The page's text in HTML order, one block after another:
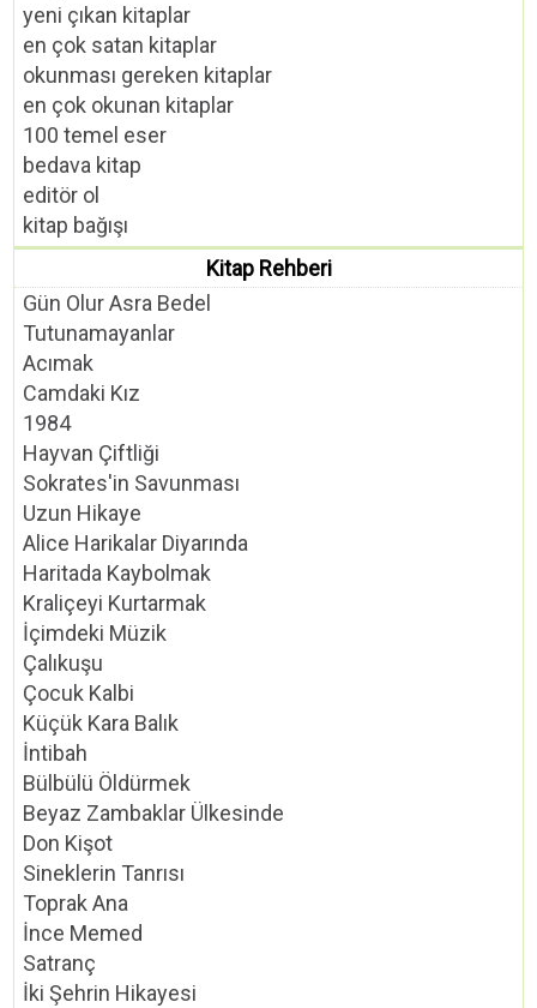
yeni çıkan kitaplar
en çok satan kitaplar
okunması gereken kitaplar
en çok okunan kitaplar
100 temel eser
bedava kitap
editör ol
kitap bağışı
Kitap Rehberi
Gün Olur Asra Bedel
Tutunamayanlar
Acımak
Camdaki Kız
1984
Hayvan Çiftliği
Sokrates'in Savunması
Uzun Hikaye
Alice Harikalar Diyarında
Haritada Kaybolmak
Kraliçeyi Kurtarmak
İçimdeki Müzik
Çalıkuşu
Çocuk Kalbi
Küçük Kara Balık
İntibah
Bülbülü Öldürmek
Beyaz Zambaklar Ülkesinde
Don Kişot
Sineklerin Tanrısı
Toprak Ana
İnce Memed
Satranç
İki Şehrin Hikayesi